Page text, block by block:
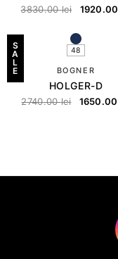
3830.00lei 1920.00
S
A
L
E
48
BOGNER
HOLGER-D
2740.00lei 1650.00